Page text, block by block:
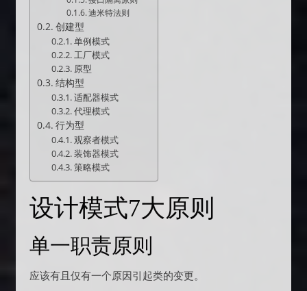
迪米特法则
创建型
单例模式
工厂模式
原型
结构型
适配器模式
代理模式
行为型
观察者模式
装饰器模式
策略模式
设计模式7大原则
单一职责原则
应该有且仅有一个原因引起类的变更。